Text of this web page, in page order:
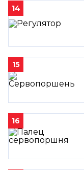
14
15
16